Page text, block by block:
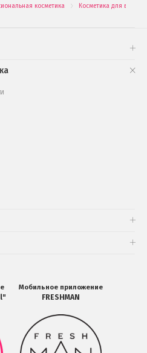
косметика . Косметика для волос
Мобильное приложение
FRESHMAN
Мобильное
приложение
FRESHMAN
в